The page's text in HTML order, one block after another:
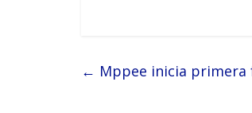
← Mppee inicia primera